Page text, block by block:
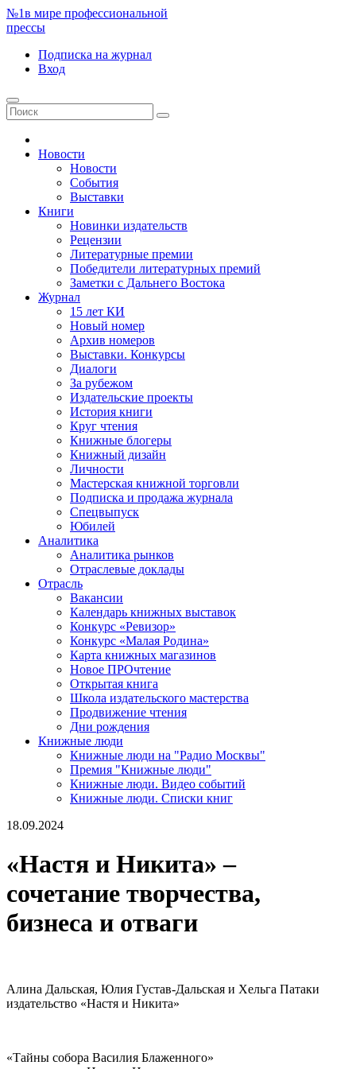
№1в мире профессиональной
прессы
Подписка на журнал
Вход
Новости
Новости
События
Выставки
Книги
Новинки издательств
Рецензии
Литературные премии
Победители литературных премий
Заметки с Дальнего Востока
Журнал
15 лет КИ
Новый номер
Архив номеров
Выставки. Конкурсы
Диалоги
За рубежом
Издательские проекты
История книги
Круг чтения
Книжные блогеры
Книжный дизайн
Личности
Мастерская книжной торговли
Подписка и продажа журнала
Спецвыпуск
Юбилей
Аналитика
Аналитика рынков
Отраслевые доклады
Отрасль
Вакансии
Календарь книжных выставок
Конкурс «Ревизор»
Конкурс «Малая Родина»
Карта книжных магазинов
Новое ПРОчтение
Открытая книга
Школа издательского мастерства
Продвижение чтения
Дни рождения
Книжные люди
Книжные люди на "Радио Москвы"
Премия "Книжные люди"
Книжные люди. Видео событий
Книжные люди. Списки книг
18.09.2024
«Настя и Никита» –
сочетание творчества,
бизнеса и отваги
Алина Дальская, Юлия Густав-Дальская и Хельга Патаки
издательство «Настя и Никита»
«Тайны собора Василия Блаженного»